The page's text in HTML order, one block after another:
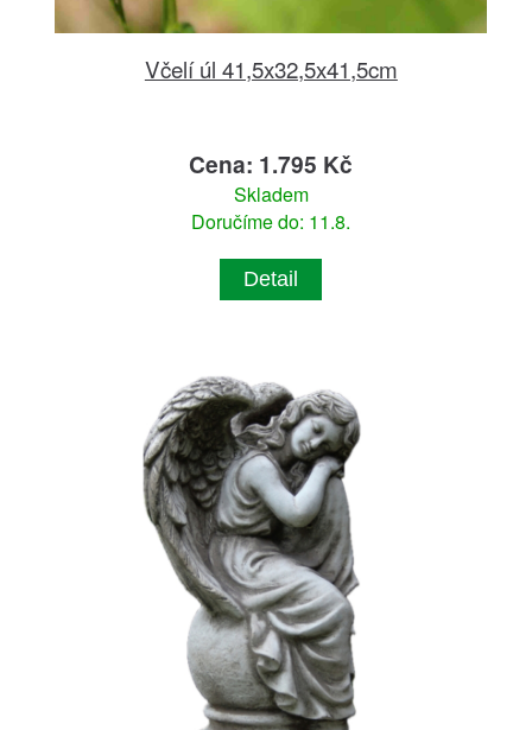
Včelí úl 41,5x32,5x41,5cm
Cena: 1.795 Kč
Skladem
Doručíme do: 11.8.
Detail